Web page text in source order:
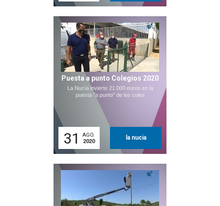
Puesta a punto Colegios 2020
La Nucía invierte 21.000 euros en la
puesta "a punto" de los coles
31
AGO.
2020
la nucia